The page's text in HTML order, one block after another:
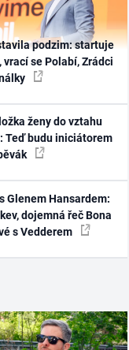
podzim: startuje
vrací se Polabí, Zrádci
ženy do vztahu
Teď budu iniciátorem
Glenem Hansardem:
dojemná řeč Bona
s Vedderem